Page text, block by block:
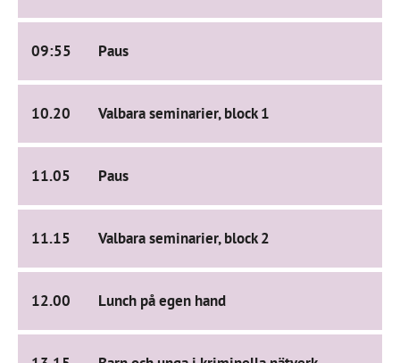
09:55 Paus
10.20 Valbara seminarier, block 1
11.05 Paus
11.15 Valbara seminarier, block 2
12.00 Lunch på egen hand